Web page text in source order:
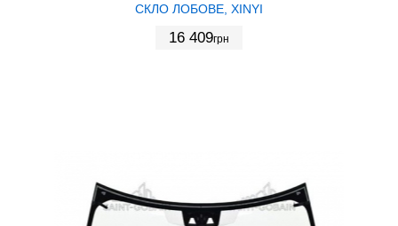
СКЛО ЛОБОВЕ, XINYI
16 409грн